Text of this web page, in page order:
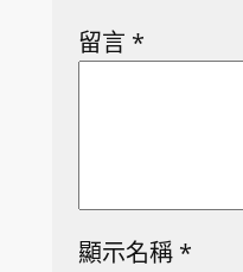
留言 *
顯示名稱 *